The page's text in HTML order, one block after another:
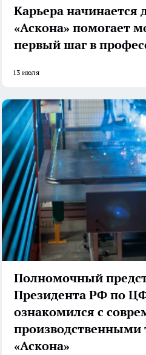
Карьера начинается
«Аскона» помогает
первый шаг в
13 июля
Полномочный
Президента РФ по
ознакомился с
производственными
«Аскона»